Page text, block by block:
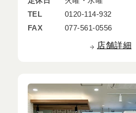
TEL
0120-114-932
FAX
077-561-0556
店舗詳細